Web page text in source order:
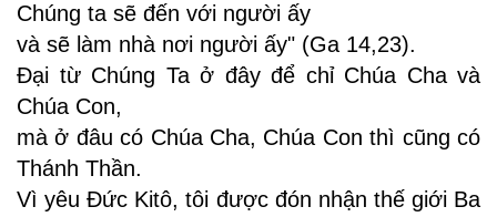
Chúng ta sẽ đến với người ấy
và sẽ làm nhà nơi người ấy" (Ga 14,23).
Ðại từ Chúng Ta ở đây để chỉ Chúa Cha và
Chúa Con,
mà ở đâu có Chúa Cha, Chúa Con thì cũng có
Thánh Thần.
Vì yêu Ðức Kitô, tôi được đón nhận thế giới Ba